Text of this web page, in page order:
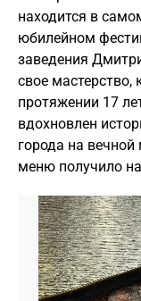
находится в
юбилейном
заведения
свое мастерство,
протяжении 17
вдохновлен
города на вечной
меню получило